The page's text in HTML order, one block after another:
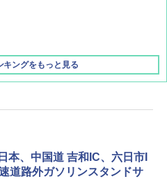
ングをもっと見る
歩き方 チェンマイ タイ北部の魅
～2027 地球の歩き方D アジア
ズコレクション 山善] ポップアッ
みたいに広げて畳める パッとサ
設置 ワンタッチテント キャンプ
グ カーキ PATC-150(KH)
ステンレス保冷剤 2個セット 2
ーアル 急速冷凍 空間倍増 衛生的
本、中国道 吉和IC、六日市I
道路外ガソリンスタンドサ